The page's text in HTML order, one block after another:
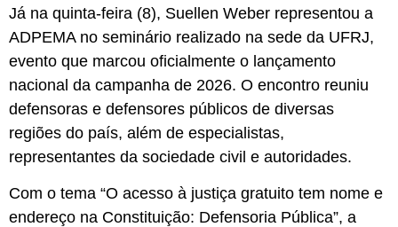
Já na quinta-feira (8), Suellen Weber representou a
ADPEMA no seminário realizado na sede da UFRJ,
evento que marcou oficialmente o lançamento
nacional da campanha de 2026. O encontro reuniu
defensoras e defensores públicos de diversas
regiões do país, além de especialistas,
representantes da sociedade civil e autoridades.
Com o tema “O acesso à justiça gratuito tem nome e
endereço na Constituição: Defensoria Pública”, a